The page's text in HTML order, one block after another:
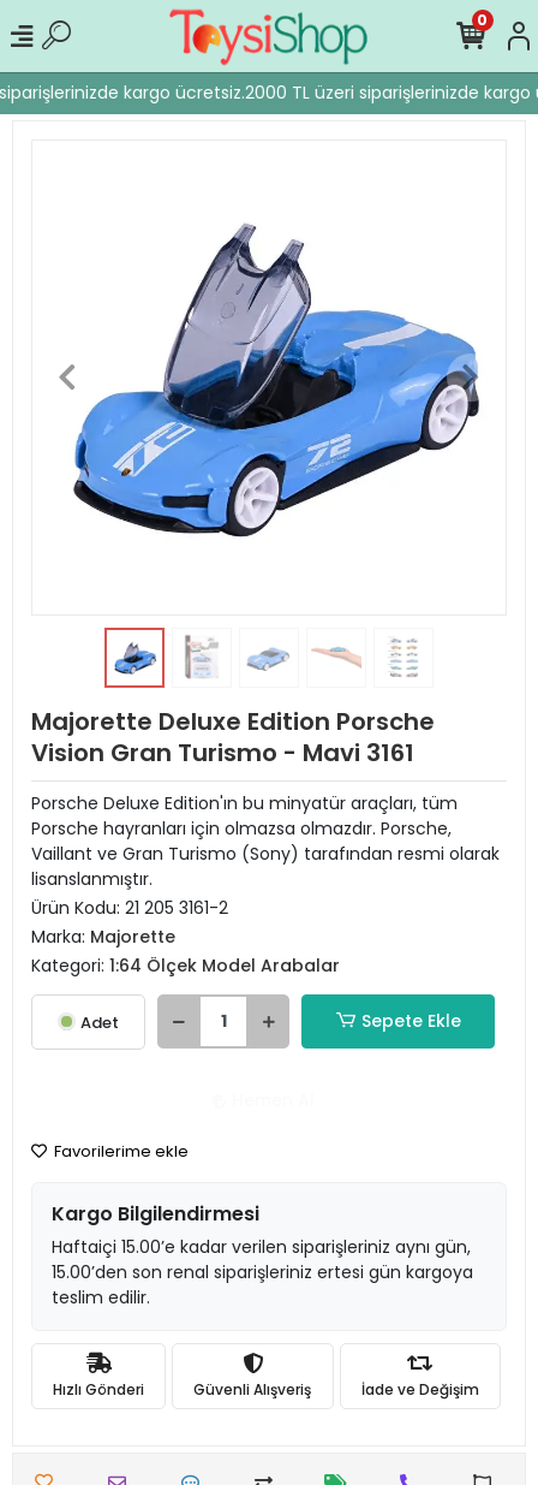
kargo ücretsiz.2000 TL üzeri siparişlerinizde kargo
0
Majorette Deluxe Edition Porsche
Vision Gran Turismo - Mavi 3161
Porsche Deluxe Edition'ın bu minyatür araçları, tüm
Porsche hayranları için olmazsa olmazdır. Porsche,
Vaillant ve Gran Turismo (Sony) tarafından resmi olarak
lisanslanmıştır.
Ürün Kodu: 21 205 3161-2
Marka: Majorette
Kategori: 1:64 Ölçek Model Arabalar
Adet Sepete Ekle
Favorilerime ekle
Kargo Bilgilendirmesi
Haftaiçi 15.00’e kadar verilen siparişleriniz aynı gün,
15.00’den son renal siparişleriniz ertesi gün kargoya
teslim edilir.
Hızlı Gönderi Güvenli Alışveriş İade ve Değişim